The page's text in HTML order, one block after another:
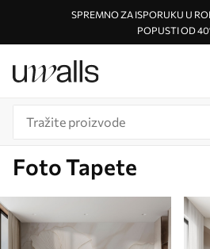
SPREMNO ZA ISPORUKU U
POPUSTI OD
Foto Tapete